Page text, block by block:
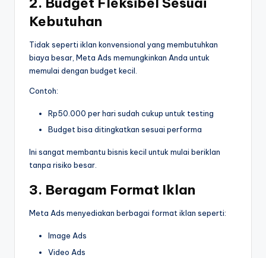
Kebutuhan
Tidak seperti iklan konvensional yang membutuhkan
biaya besar, Meta Ads memungkinkan Anda untuk
memulai dengan budget kecil.
Contoh:
Rp50.000 per hari sudah cukup untuk testing
Budget bisa ditingkatkan sesuai performa
Ini sangat membantu bisnis kecil untuk mulai beriklan
tanpa risiko besar.
3. Beragam Format Iklan
Meta Ads menyediakan berbagai format iklan seperti:
Image Ads
Video Ads